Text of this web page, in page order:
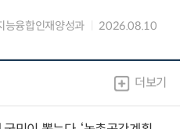
능융합인재양성과
2026.08.10
더보기